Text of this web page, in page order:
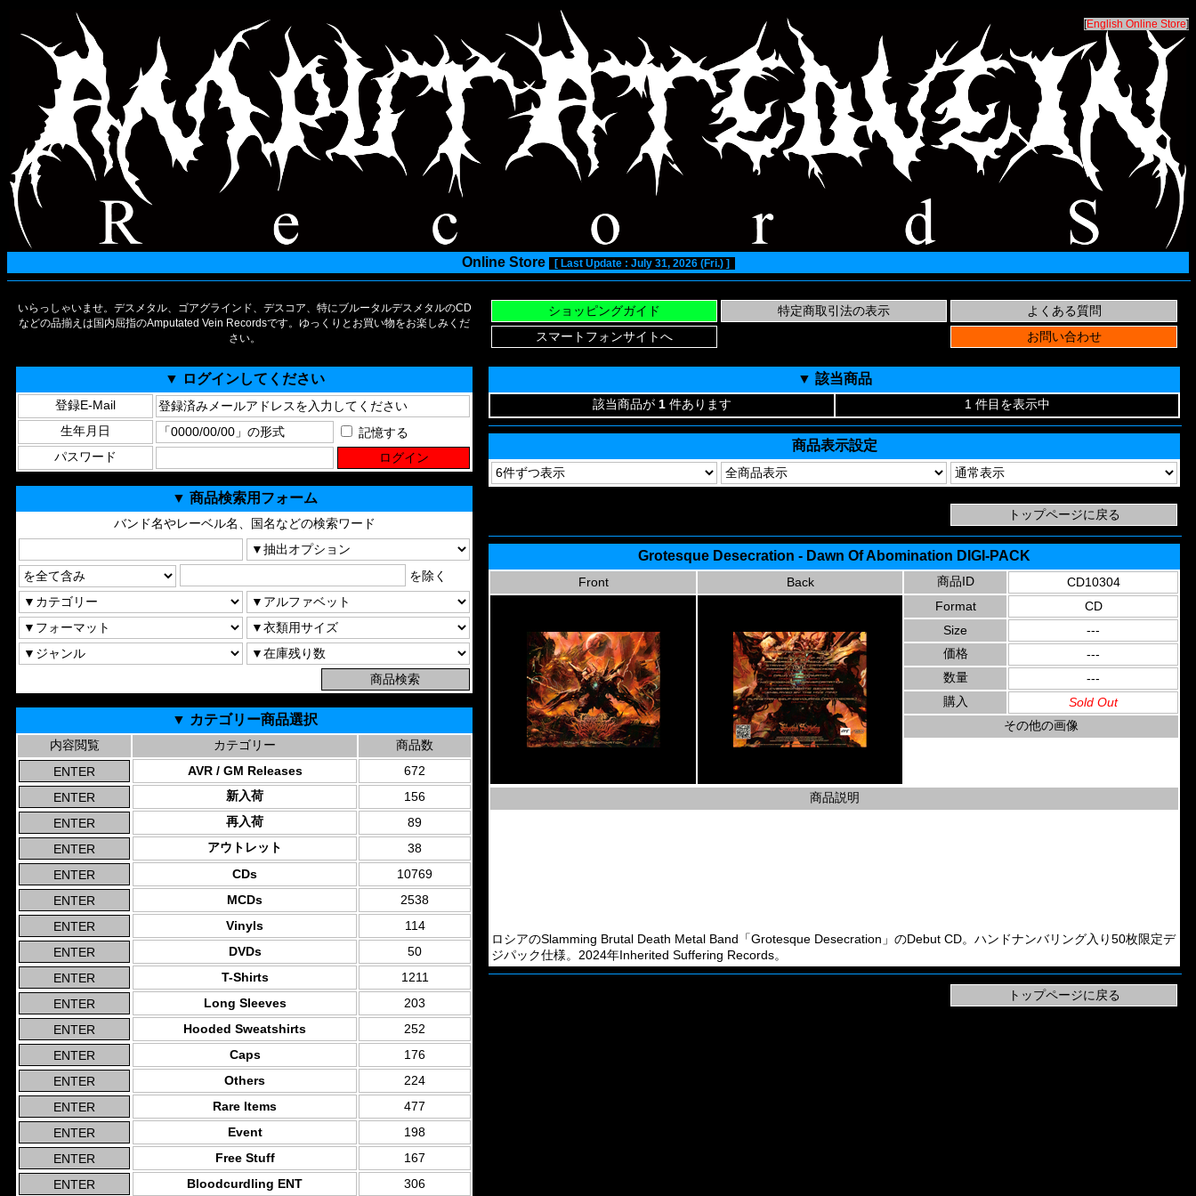
[English Online Store]
Online Store [ Last Update : July 31, 2026 (Fri.) ]
いらっしゃいませ。デスメタル、ゴアグラインド、デスコア、特にブルータルデスメタルのCD
などの品揃えは国内屈指のAmputated Vein Recordsです。ゆっくりとお買い物をお楽しみくだ
さい。
▼ ログインしてください
登録E-Mail
生年月日
記憶する
パスワード
▼ 商品検索用フォーム
バンド名やレーベル名、国名などの検索ワード
を除く
▼ カテゴリー商品選択
内容閲覧 カテゴリー
商品数
AVR / GM Releases
672
新入荷
156
再入荷
89
アウトレット
38
CDs
10769
MCDs
2538
Vinyls
114
DVDs
50
T-Shirts
1211
Long Sleeves
203
Hooded Sweatshirts
252
Caps
176
Others
224
Rare Items
477
Event
198
Free Stuff
167
Bloodcurdling ENT
306
▼ 該当商品
該当商品が 1 件あります 1 件目を表示中
商品表示設定
Grotesque Desecration - Dawn Of Abomination DIGI-PACK
Front Back 商品ID
CD10304
Format
CD
Size
---
価格
---
数量
---
購入
Sold Out
その他の画像
商品説明
ロシアのSlamming Brutal Death Metal Band「Grotesque Desecration」のDebut CD。ハンドナンバリング入り50枚限定デ
ジパック仕様。2024年Inherited Suffering Records。